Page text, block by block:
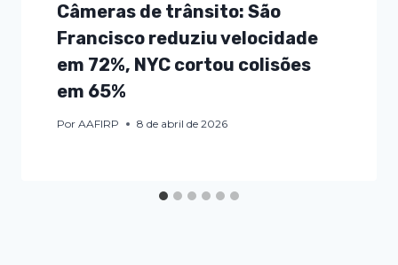
Câmeras de trânsito: São
Francisco reduziu velocidade
em 72%, NYC cortou colisões
em 65%
Por AAFIRP 8 de abril de 2026